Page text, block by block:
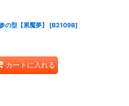
型【累魘夢】 [B2109B]
カートに入れる